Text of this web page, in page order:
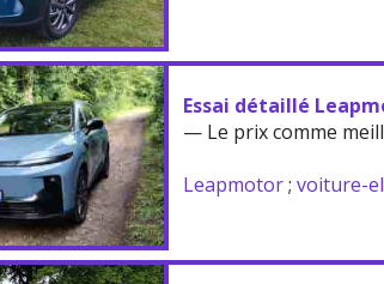
Essai détaillé
— Le prix comme
Leapmotor;voiture-